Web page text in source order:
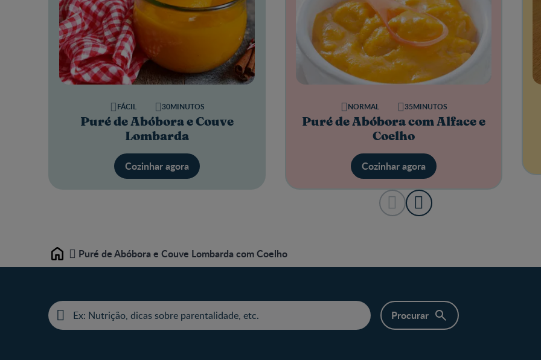
Puré de Abóbora e Couve
Lombarda
FÁCIL 30MINUTOS
Cozinhar agora
Puré de Abóbora com Alface e
Coelho
NORMAL 35MINUTOS
Cozinhar agora
Home Puré de Abóbora e Couve Lombarda com Coelho